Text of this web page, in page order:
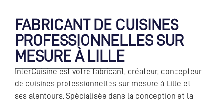
FABRICANT DE CUISINES
PROFESSIONNELLES SUR
MESURE À LILLE
InterCuisine est votre fabricant, créateur, concepteur
de cuisines professionnelles sur mesure à Lille et
ses alentours. Spécialisée dans la conception et la